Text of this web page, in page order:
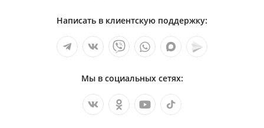
Написать в клиентскую поддержку:
Мы в социальных сетях: